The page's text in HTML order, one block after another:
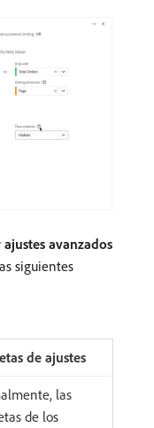
avanzados
siguientes
de ajustes
las
de los